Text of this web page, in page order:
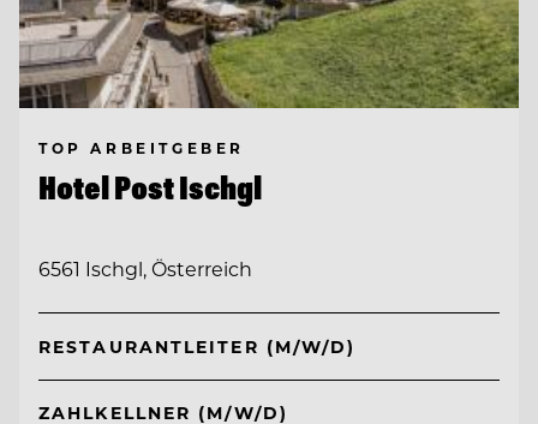
TOP ARBEITGEBER
Hotel Post Ischgl
6561 Ischgl, Österreich
RESTAURANTLEITER (M/W/D)
ZAHLKELLNER (M/W/D)